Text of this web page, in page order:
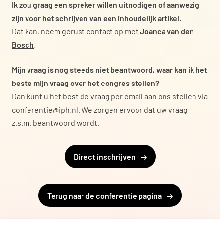
Ik zou graag een spreker willen uitnodigen of aanwezig
zijn voor het schrijven van een inhoudelijk artikel.
Dat kan, neem gerust contact op met Joanca van den
Bosch
Mijn vraag is nog steeds niet beantwoord, waar kan ik het
beste mijn vraag over het congres stellen?
Dan kunt u het best de vraag per email aan ons stellen via
conferentie@iph.nl. We zorgen ervoor dat uw vraag
z.s.m. beantwoord wordt.
Direct inschrijven
Terug naar de conferentie pagina